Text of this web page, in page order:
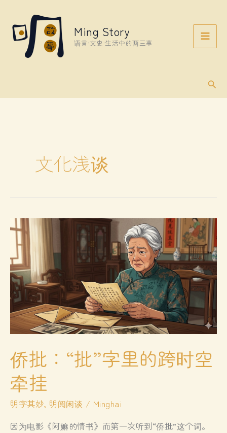
content
Ming Story
语言·文史·生活中的两三事
文化浅谈
侨批：“批”字里的跨时空
牵挂
明字其妙, 明阅闲谈 / Minghai
因为电影《阿嫲的情书》而第一次听到“侨批”这个词。